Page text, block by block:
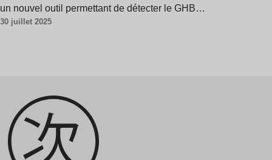
un nouvel outil permettant de détecter le GHB…
30 juillet 2025